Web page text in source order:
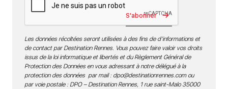
S'abonner
Les données récoltées seront utilisées à des fins de d’informations et
de contact par Destination Rennes. Vous pouvez faire valoir vos droits
issus de la loi informatique et libertés et du Règlement Général de
Protection des Données en vous adressant à notre délégué à la
protection des données par mail : dpo@destinationrennes.comou
par voie postale : DPO – Destination Rennes, 1 rue saint-Malo 35000